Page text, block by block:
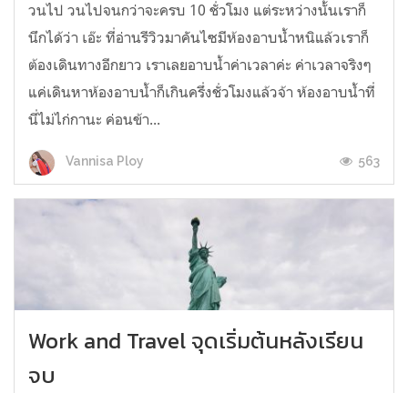
วนไป วนไปจนกว่าจะครบ 10 ชั่วโมง แต่ระหว่างนั้นเราก็
นึกได้ว่า เอ๊ะ ที่อ่านรีวิวมาคันไซมีห้องอาบน้ำหนิแล้วเราก็
ต้องเดินทางอีกยาว เราเลยอาบน้ำค่าเวลาค่ะ ค่าเวลาจริงๆ
แค่เดินหาห้องอาบน้ำก็เกินครึ่งชั่วโมงแล้วจ้า ห้องอาบน้ำที่
นี่ไม่ไก่กานะ ค่อนข้า...
Vannisa Ploy 563
Work and Travel จุดเริ่มต้นหลังเรียน
จบ